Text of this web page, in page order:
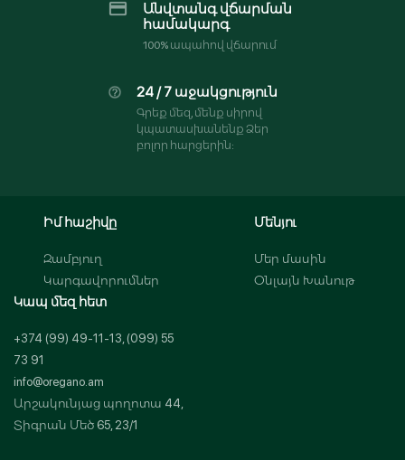
Անվտանգ վճարման
համակարգ
100% ապահով վճարում
24 / 7 աջակցություն
Գրեք մեզ, մենք սիրով
կպատասխանենք Ձեր
բոլոր հարցերին:
Իմ հաշիվը
Զամբյուղ
Կարգավորումներ
Մենյու
Մեր մասին
Օնլայն Խանութ
Կապ մեզ հետ
+374 (99) 49-11-13, (099) 55
73 91
info@oregano.am
Արշակունյաց պողոտա 44,
Տիգրան Մեծ 65, 23/1